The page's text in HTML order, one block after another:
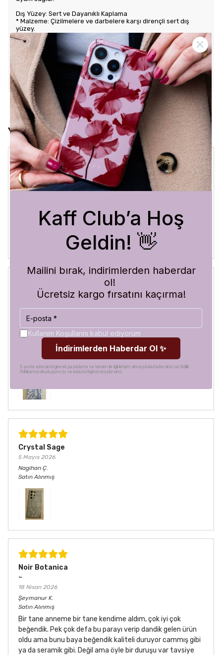
Dış Yüzey: Sert ve Dayanıklı Kaplama
* Malzeme: Çizilmelere ve darbelere karşı dirençli sert dış
yüzey.
* Tasarım: Benzersiz ve şık desenlerle estetik görünüm sunar.
Kullanım Kolaylığı
* Tuş Erişimi: Tuşlara kolay erişim sağlayarak kullanım rahatlığı
sunar.
* Uyum: Telefonunuza tam oturarak gevşek durmaz ve kaliteli
bir his verir.
Yorumlar
Crystal Sage
3 Ağustos 2026
Blue Abyss
Hilal A.
Satın Alınmış
Görür görmez çok beğendim. Hem desen olarak çok şık
hem de koruma olarak çok güvenilir. Ayrıca hızlı kargolama
için teşekkürler
Crystal Sage
5 Mayıs 2026
Nagihan Ç.
Satın Alınmış
Noir Botanica
~
18 Nisan 2026
Şeymanur K.
Satın Alınmış
Bir tane anneme bir tane kendime aldım, çok iyi çok
beğendik. Pek çok defa bu parayı verip dandik gelen ürün
oldu ama bunu baya beğendik kaliteli duruyor cammış gibi
ya da seramik gibi. Değil ama öyle bir duruşu var tavsiye
Kaff Club’a Hoş
Geldin! 👋
Mailini bırak, indirimlerden haberdar
ol!
Ücretsiz kargo fırsatını kaçırma!
Kullanım Koşullarını kabul ediyorum
İndirimlerden Haberdar Ol ✨
E-posta adresinizi girerek pazarlama ve tanıtım ile ilgili iletişim almayı kabul edersiniz ve Gizlilik
Politikamızı okuduğunuzu ve kabul ettiğinizi onaylarsınız.